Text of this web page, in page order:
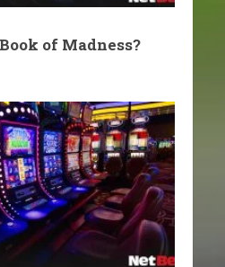
of Madness?